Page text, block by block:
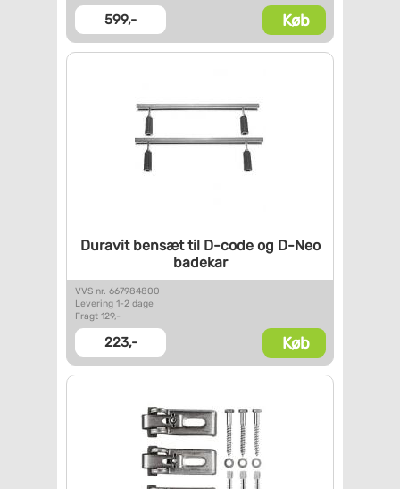
599,- Køb
Duravit bensæt til D-code og D-Neo
badekar
VVS nr. 667984800
Levering 1-2 dage
Fragt 129,-
223,- Køb